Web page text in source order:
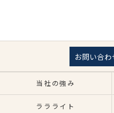
お問い合
当社の強み
ララライト